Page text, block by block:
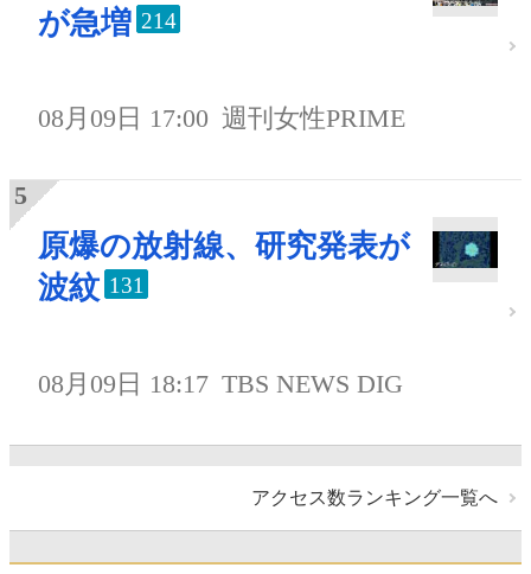
が急増 214
08月09日 17:00 週刊女性PRIME
原爆の放射線、研究発表が
波紋 131
08月09日 18:17 TBS NEWS DIG
アクセス数ランキング一覧へ